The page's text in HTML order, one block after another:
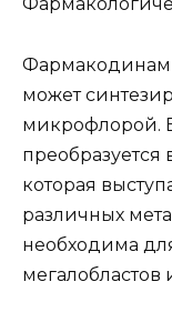
может
микрофлорой.
преобразуется
которая
различных
необходима
мегалобластов